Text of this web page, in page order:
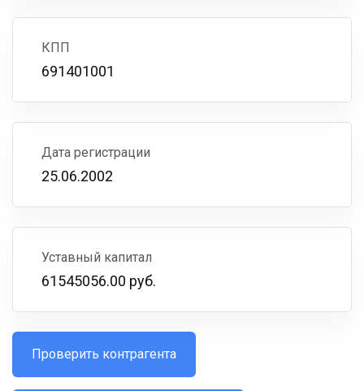
КПП
691401001
Дата регистрации
25.06.2002
Уставный капитал
61545056.00 руб.
Проверить контрагента